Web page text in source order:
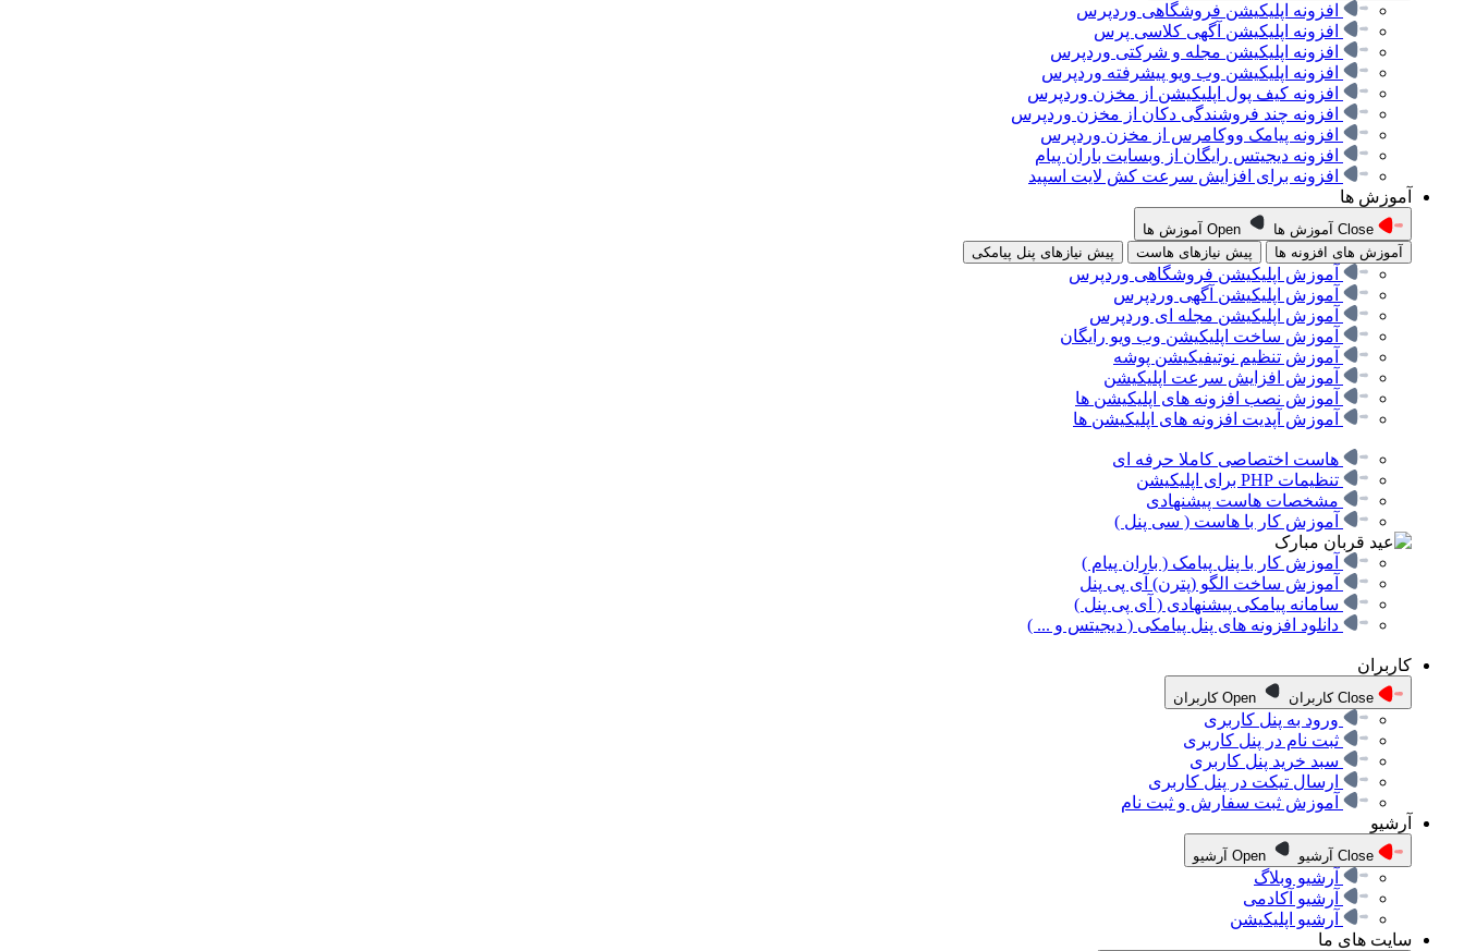
افزونه اپلیکیشن فروشگاهی وردپرس
افزونه اپلیکیشن آگهی کلاسی پرس
افزونه اپلیکیشن مجله و شرکتی وردپرس
افزونه اپلیکیشن وب ویو پیشرفته وردپرس
افزونه کیف پول اپلیکیشن از مخزن وردپرس
افزونه چند فروشندگی دکان از مخزن وردپرس
افزونه پیامک ووکامرس از مخزن وردپرس
افزونه دیجیتس رایگان از وبسایت باران پیام
افزونه برای افزایش سرعت کش لایت اسپید
آموزش ها
Close آموزش ها
Open آموزش ها
آموزش های افزونه ها
پیش نیازهای هاست پیش نیازهای پنل پیامکی
آموزش اپلیکیشن فروشگاهی وردپرس
آموزش اپلیکیشن آگهی وردپرس
آموزش اپلیکیشن مجله ای وردپرس
آموزش ساخت اپلیکیشن وب ویو رایگان
آموزش تنظیم نوتیفیکیشن پوشه
آموزش افزایش سرعت اپلیکیشن
آموزش نصب افزونه های اپلیکیشن ها
آموزش آپدیت افزونه های اپلیکیشن ها
هاست اختصاصی کاملا حرفه ای
تنظیمات PHP برای اپلیکیشن
مشخصات هاست پیشنهادی
آموزش کار با هاست ( سی پنل )
آموزش کار با پنل پیامک ( باران پیام )
آموزش ساخت الگو (پترن) آی پی پنل
سامانه پیامکی پیشنهادی ( آی پی پنل )
دانلود افزونه های پنل پیامکی ( دیجیتس و ... )
کاربران
Close کاربران Open کاربران
ورود به پنل کاربری
ثبت نام در پنل کاربری
سبد خرید پنل کاربری
ارسال تیکت در پنل کاربری
آموزش ثبت سفارش و ثبت نام
آرشیو
Close آرشیو Open آرشیو
آرشیو وبلاگ
آرشیو آکادمی
آرشیو اپلیکیشن
سایت های ما